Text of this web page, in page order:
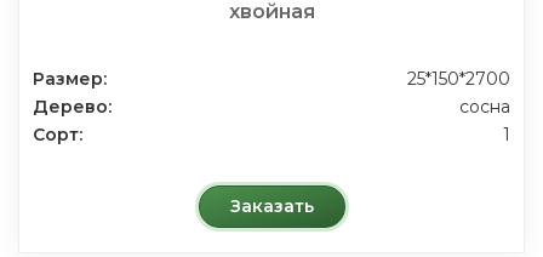
хвойная
Размер:
25*150*2700
Дерево:
сосна
Сорт:
1
Заказать